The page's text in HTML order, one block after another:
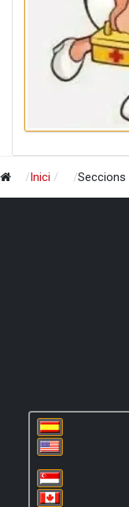
Inici Seccions